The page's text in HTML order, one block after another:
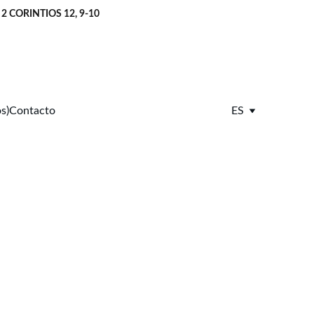
2 CORINTIOS 12, 9-10
Contacto ES